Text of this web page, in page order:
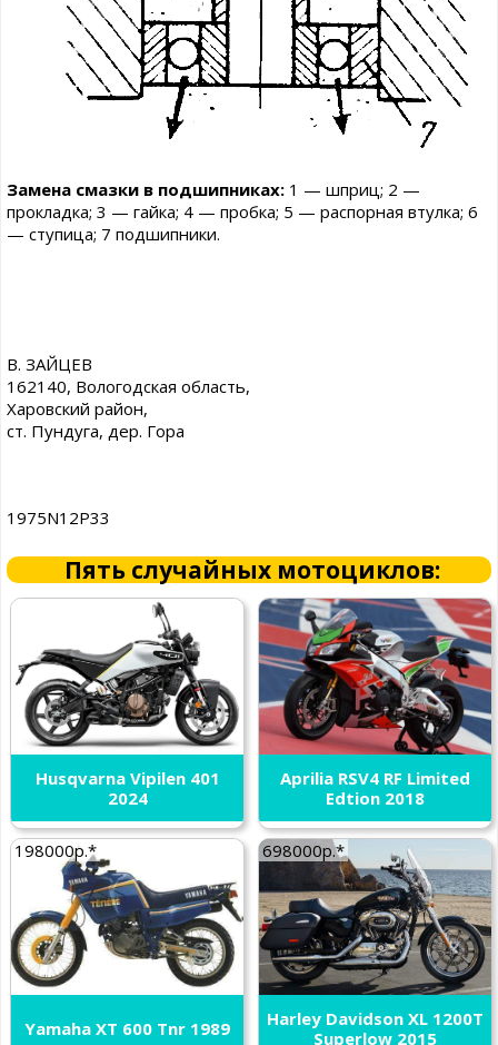
Замена смазки в подшипниках: 1 — шприц; 2 —
прокладка; 3 — гайка; 4 — пробка; 5 — распорная втулка; 6
— ступица; 7 подшипники.
В. ЗАЙЦЕВ
162140, Вологодская область,
Харовский район,
ст. Пундуга, дер. Гора
1975N12P33
Пять случайных мотоциклов:
Husqvarna Vipilen 401
2024
Aprilia RSV4 RF Limited
Edtion 2018
198000р.*
Yamaha XT 600 Tnr 1989
698000р.*
Harley Davidson XL 1200T
Superlow 2015